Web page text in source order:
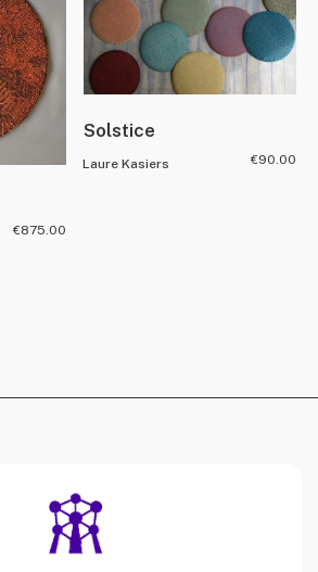
€875.00
Solstice
Laure Kasiers €90.00